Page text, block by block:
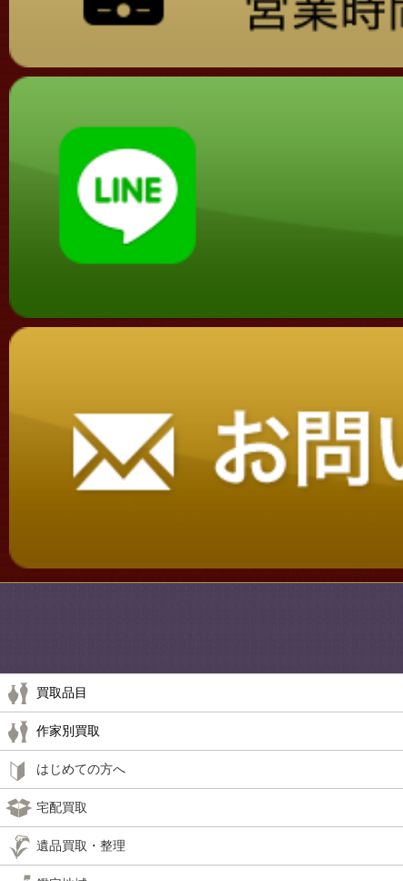
買取品目
作家別買取
はじめての方へ
宅配買取
遺品買取・整理